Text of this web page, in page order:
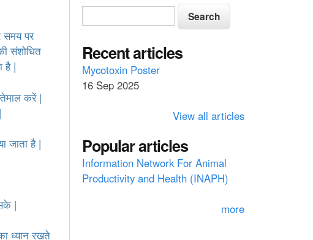
समय पर
संशोधित
है |
करें |
जाता है |
|
ध्यान रखते
S
e
a
r
c
o
r
m
S
e
r
c
h
Recent articles
Mycotoxin Poster
16 Sep 2025
View all articles
Popular articles
Information Network For Animal
Productivity and Health (INAPH)
more